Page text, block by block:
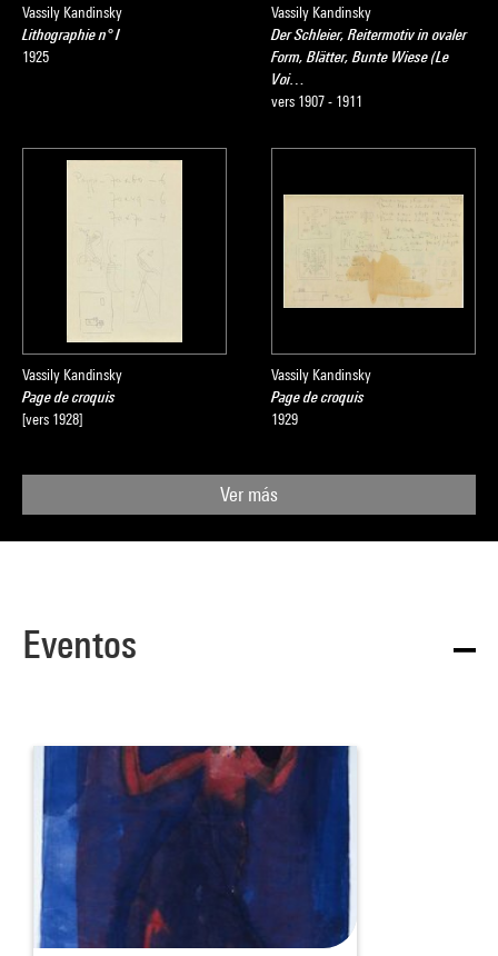
Vassily Kandinsky
Lithographie n° I
1925
Vassily Kandinsky
Der Schleier, Reitermotiv in ovaler
Form, Blätter, Bunte Wiese (Le
Voi…
vers 1907 - 1911
Vassily Kandinsky
Page de croquis
[vers 1928]
Vassily Kandinsky
Page de croquis
1929
Ver más
Eventos